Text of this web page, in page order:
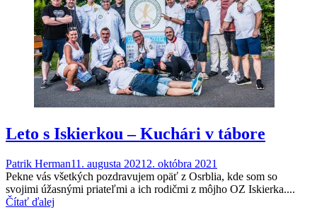
Leto s Iskierkou – Kuchári v tábore
Patrik Herman11. augusta 2021 2. októbra 2021
Pekne vás všetkých pozdravujem opäť z Osrblia, kde som so
svojimi úžasnými priateľmi a ich rodičmi z môjho OZ Iskierka....
Čítať ďalej